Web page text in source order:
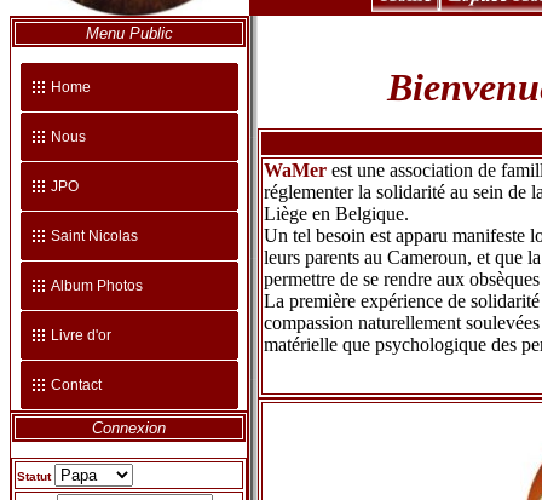
WaMer est une association de
réglementer la solidarité au sein de
Liège en Belgique.
Un tel besoin est apparu manifeste
leurs parents au Cameroun, et que
permettre de se rendre aux
La première expérience de
compassion naturellement
matérielle que psychologique des
Menu Public
Home
Nous
JPO
Saint Nicolas
Album Photos
Livre d'or
Contact
Connexion
Statut